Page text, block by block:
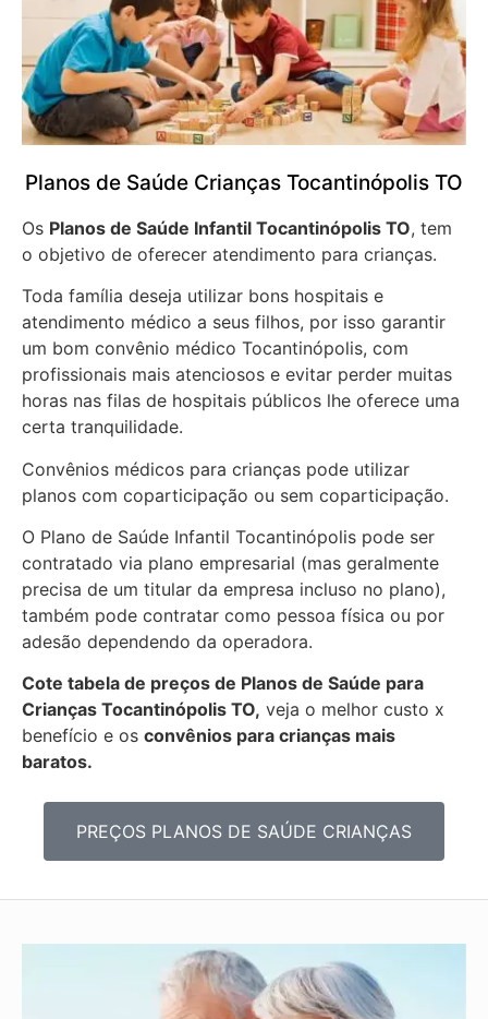
Planos de Saúde Crianças Tocantinópolis TO
Os Planos de Saúde Infantil Tocantinópolis TO, tem
o objetivo de oferecer atendimento para crianças.
Toda família deseja utilizar bons hospitais e
atendimento médico a seus filhos, por isso garantir
um bom convênio médico Tocantinópolis, com
profissionais mais atenciosos e evitar perder muitas
horas nas filas de hospitais públicos lhe oferece uma
certa tranquilidade.
Convênios médicos para crianças pode utilizar
planos com coparticipação ou sem coparticipação.
O Plano de Saúde Infantil Tocantinópolis pode ser
contratado via plano empresarial (mas geralmente
precisa de um titular da empresa incluso no plano),
também pode contratar como pessoa física ou por
adesão dependendo da operadora.
Cote tabela de preços de Planos de Saúde para
Crianças Tocantinópolis TO, veja o melhor custo x
benefício e os convênios para crianças mais
baratos.
PREÇOS PLANOS DE SAÚDE CRIANÇAS